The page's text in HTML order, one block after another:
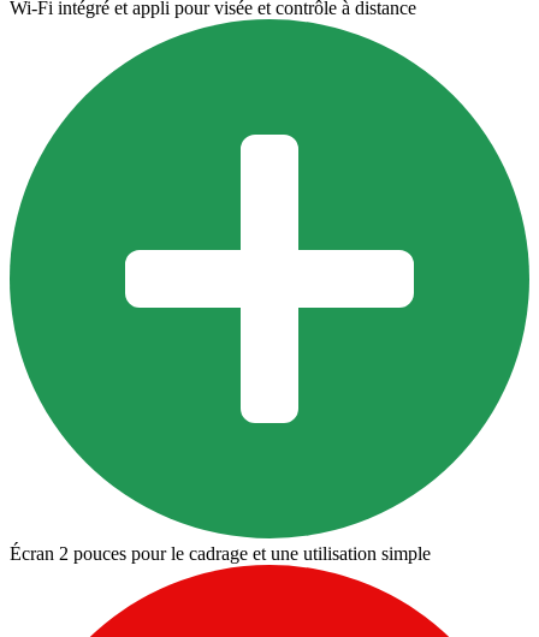
Wi‑Fi intégré et appli pour visée et contrôle à distance
Écran 2 pouces pour le cadrage et une utilisation simple